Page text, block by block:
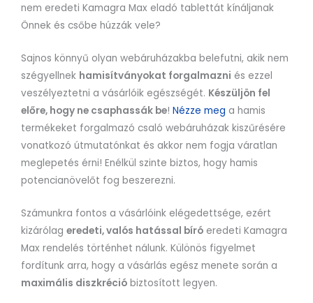
nem eredeti Kamagra Max eladó tablettát kínáljanak
Önnek és csőbe húzzák vele?
Sajnos könnyű olyan webáruházakba belefutni, akik nem
szégyellnek hamisítványokat forgalmazni és ezzel
veszélyeztetni a vásárlóik egészségét. Készüljön fel
előre, hogy ne csaphassák be! Nézze meg a hamis
termékeket forgalmazó csaló webáruházak kiszűrésére
vonatkozó útmutatónkat és akkor nem fogja váratlan
meglepetés érni! Enélkül szinte biztos, hogy hamis
potencianövelőt fog beszerezni.
Számunkra fontos a vásárlóink elégedettsége, ezért
kizárólag eredeti, valós hatással bíró eredeti Kamagra
Max rendelés történhet nálunk. Különös figyelmet
fordítunk arra, hogy a vásárlás egész menete során a
maximális diszkréció biztosított legyen.